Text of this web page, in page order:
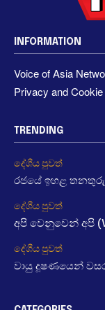
INFORMATION
Voice of Asia
Privacy and
TRENDING
දේශීය පුවත්
රජයේ ඉහළ
දේශීය පුවත්
අපි වෙනුවෙන් අපි
දේශීය පුවත්
වායු දූෂණයෙන්